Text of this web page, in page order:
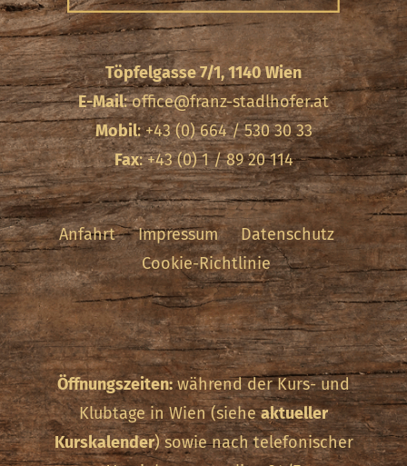
Töpfelgasse 7/1, 1140 Wien
E-Mail:office@franz-stadlhofer.at
Mobil: +43 (0) 664 / 530 30 33
Fax: +43 (0) 1 / 89 20 114
Anfahrt Impressum
Datenschutz
Cookie-Richtlinie
Öffnungszeiten:während der Kurs- und
Klubtage in Wien (sieheaktueller
Kurskalender) sowie nach telefonischer